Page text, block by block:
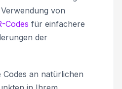
von
Codes für einfachere
der
Codes an natürlichen